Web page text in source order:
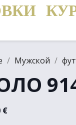
Мужской
€